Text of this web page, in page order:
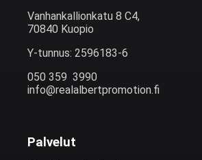
Vanhankallionkatu 8 C4,
70840 Kuopio
Y-tunnus: 2596183-6
050 359 3990
info@realalbertpromotion.fi
Palvelut